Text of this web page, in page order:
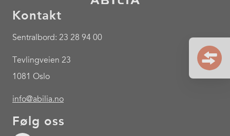
Kontakt
Sentralbord: 23 28 94 00
Tevlingveien 23
1081 Oslo
info@abilia.no
Følg oss